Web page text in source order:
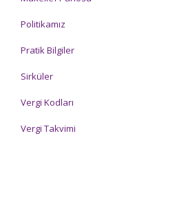
Politikamız
Pratik Bilgiler
Sirküler
Vergi Kodları
Vergi Takvimi